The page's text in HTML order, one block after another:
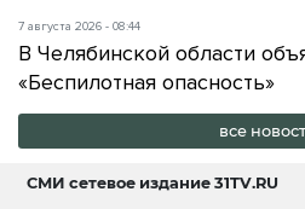
7 августа 2026 - 08:44
В Челябинской области
«Беспилотная опасность»
все
СМИ сетевое издание31TV.RU